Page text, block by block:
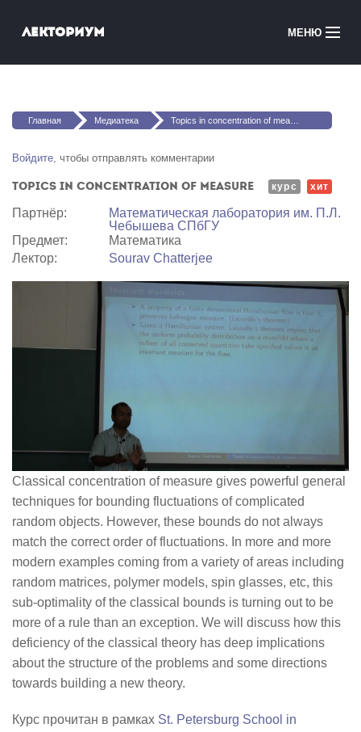
Лекториум МЕНЮ
Медиатека
Courses in English
Вы здесь
Главная Медиатека Topics in concentration of measure
Войдите, чтобы отправлять комментарии
Topics in concentration of measure курс хит
Партнёр:
Математичеcкая лаборатория им. П.Л.
Чебышева СПбГУ
Предмет:
Математика
Лектор:
Sourav Chatterjee
Classical concentration of measure gives powerful general
techniques for bounding fluctuations of complicated
random objects. However, these bounds do not always
match the correct order of fluctuations. In more and more
modern examples coming from a variety of areas including
random matrices, polymer models, spin glasses, etc, this
sub-optimality of the classical bounds is turning out to be
more of a rule than an exception. We will discuss how this
deficiency of the classical theory has deep implications
about the structure of the problems and some directions
towards building a new theory.
Курс прочитан в рамках St. Petersburg School in